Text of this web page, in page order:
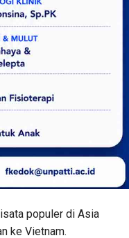
populer di Asia
ke Vietnam.